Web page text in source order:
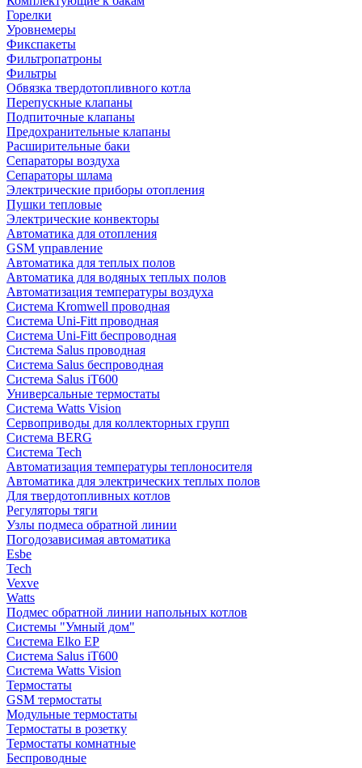
Горелки
Уровнемеры
Фикспакеты
Фильтропатроны
Фильтры
Обвязка твердотопливного котла
Перепускные клапаны
Подпиточные клапаны
Предохранительные клапаны
Расширительные баки
Сепараторы воздуха
Сепараторы шлама
Электрические приборы отопления
Пушки тепловые
Электрические конвекторы
Автоматика для отопления
GSM управление
Автоматика для теплых полов
Автоматика для водяных теплых полов
Автоматизация температуры воздуха
Система Kromwell проводная
Система Uni-Fitt проводная
Система Uni-Fitt беспроводная
Система Salus проводная
Система Salus беспроводная
Система Salus iT600
Универсальные термостаты
Система Watts Vision
Сервоприводы для коллекторных групп
Система BERG
Система Tech
Автоматизация температуры теплоносителя
Автоматика для электрических теплых полов
Для твердотопливных котлов
Регуляторы тяги
Узлы подмеса обратной линии
Погодозависимая автоматика
Esbe
Tech
Vexve
Watts
Подмес обратной линии напольных котлов
Системы "Умный дом"
Система Elko EP
Система Salus iT600
Система Watts Vision
Термостаты
GSM термостаты
Модульные термостаты
Термостаты в розетку
Термостаты комнатные
Беспроводные